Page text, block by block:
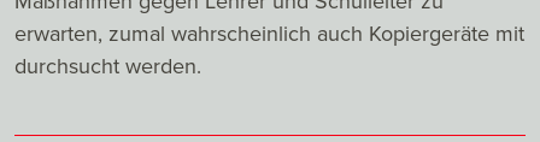
erwarten, zumal wahrscheinlich auch Kopiergeräte mit
durchsucht werden.